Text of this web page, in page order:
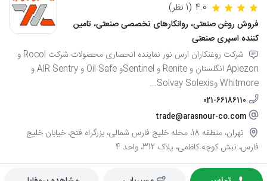
4.0 (1 نظر)
فروش روغن صنعتی، روانکارهای تخصصی صنعتی، تامین
کننده اسپری صنعتی
شرکت روغنکاران ارس نور نماینده انحصاری محصولات شرکت Rocol و
Apiezon انگلستان و Renite و Sentinelو Oil Safe و AIR Sentry و
Whitmore وSolvay Solexis...
021-66186110
trade@arasnour-co.com
تهران، منطقه 18، محله خلیج فارس شمالی، بزرگراه فتح، خیابان خلیج
فارس، نبش کوچه کاظمی، پلاک 312، واحد 4